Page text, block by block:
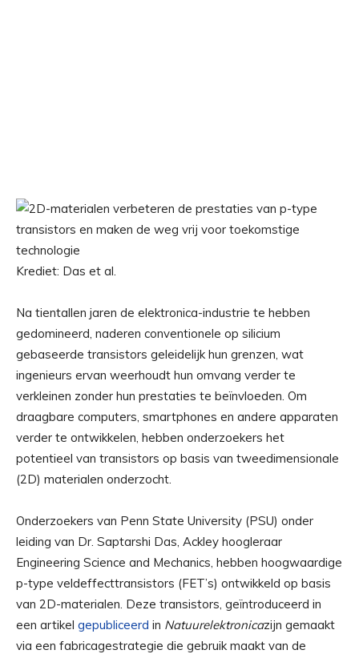
Krediet: Das et al.
Na tientallen jaren de elektronica-industrie te hebben
gedomineerd, naderen conventionele op silicium
gebaseerde transistors geleidelijk hun grenzen, wat
ingenieurs ervan weerhoudt hun omvang verder te
verkleinen zonder hun prestaties te beïnvloeden. Om
draagbare computers, smartphones en andere apparaten
verder te ontwikkelen, hebben onderzoekers het
potentieel van transistors op basis van tweedimensionale
(2D) materialen onderzocht.
Onderzoekers van Penn State University (PSU) onder
leiding van Dr. Saptarshi Das, Ackley hoogleraar
Engineering Science and Mechanics, hebben hoogwaardige
p-type veldeffecttransistors (FET’s) ontwikkeld op basis
van 2D-materialen. Deze transistors, geïntroduceerd in
een artikel gepubliceerd in Natuurelektronicazijn gemaakt
via een fabricagestrategie die gebruik maakt van de